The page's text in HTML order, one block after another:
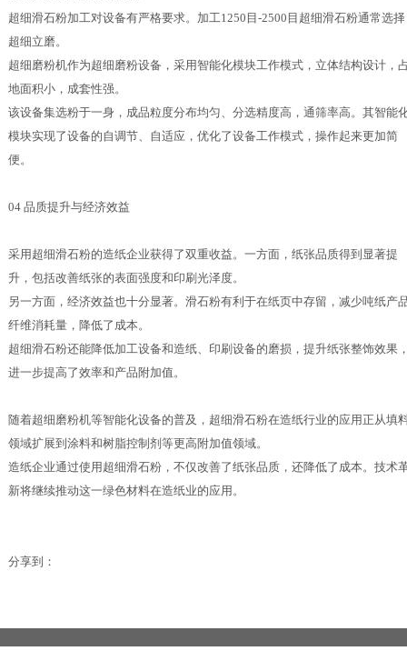
超细滑石粉加工对设备有严格要求。加工1250目-2500目超细滑石粉通常选择
超细立磨。
超细磨粉机作为超细磨粉设备，采用智能化模块工作模式，立体结构设计，
地面积小，成套性强。
该设备集选粉于一身，成品粒度分布均匀、分选精度高，通筛率高。其智能
模块实现了设备的自调节、自适应，优化了设备工作模式，操作起来更加简
便。
04 品质提升与经济效益
采用超细滑石粉的造纸企业获得了双重收益。一方面，纸张品质得到显著提
升，包括改善纸张的表面强度和印刷光泽度。
另一方面，经济效益也十分显著。滑石粉有利于在纸页中存留，减少吨纸产
纤维消耗量，降低了成本。
超细滑石粉还能降低加工设备和造纸、印刷设备的磨损，提升纸张整饰效果
进一步提高了效率和产品附加值。
随着超细磨粉机等智能化设备的普及，超细滑石粉在造纸行业的应用正从填
领域扩展到涂料和树脂控制剂等更高附加值领域。
造纸企业通过使用超细滑石粉，不仅改善了纸张品质，还降低了成本。技术
新将继续推动这一绿色材料在造纸业的应用。
分享到：